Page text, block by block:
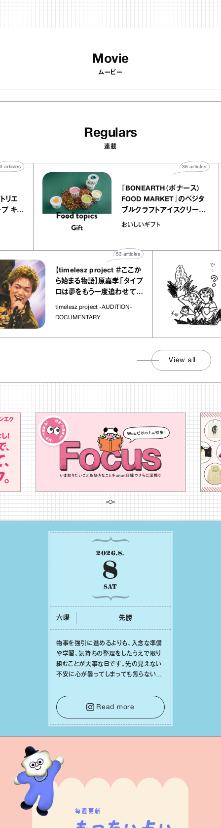
Movie
ムービー
Regulars
連載
アトリエ
レープ キャ
40articles
『BONEARTH（ボナース）
FOOD MARKET』のベジ
ブルクラフトアイスクリー
｜真野知子の「おいしいギ
おいしいギフト
36
【timelesz project ＃ここか
ら始まる物語】原嘉孝「タイプ
ロは夢をもう一度追わせてく
れた場所」
timelesz project -AUDITION-
DOCUMENTARY
articles
View all
2026.8.
8
SAT
六曜 先勝
物事を強引に進めるよりも、⼊念な準備
や学習、気持ちの整理をしたうえで取り
組むことが⼤事な⽇です。先の⾒えない
不安に⼼が曇ってしまっても焦らない
⾝や疲れていそうな⼈をいたわることに
時間を使いましょう。ここでしっかりとエ
ネルギーを蓄え、困難を乗り越える⼒に
変えましょう。
Read more
毎週更新